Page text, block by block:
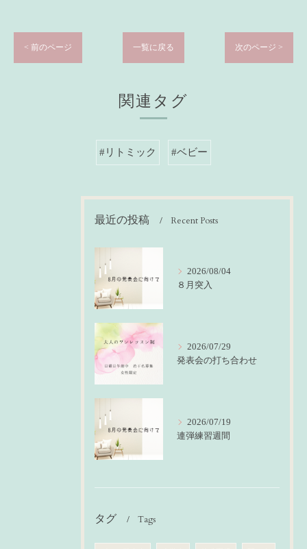
< 前のページ 一覧に戻る 次のページ >
関連タグ
#リトミック #ベビー
最近の投稿 Recent Posts
2026/08/04
８月突入
2026/07/29
発表会の打ち合わせ
2026/07/19
連弾練習週間
タグ Tags